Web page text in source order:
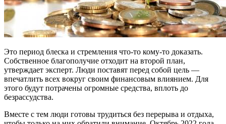
Это период блеска и стремления что-то кому-то доказать.
Собственное благополучие отходит на второй план,
утверждает эксперт. Люди поставят перед собой цель —
впечатлить всех вокруг своим финансовым влиянием. Для
этого будут потрачены огромные средства, вплоть до
безрассудства.
Вместе с тем люди готовы трудиться без перерыва и отдыха,